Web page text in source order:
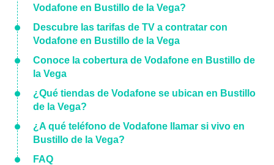
Vodafone en Bustillo de la Vega?
Descubre las tarifas de TV a contratar con
Vodafone en Bustillo de la Vega
Conoce la cobertura de Vodafone en Bustillo de
la Vega
¿Qué tiendas de Vodafone se ubican en Bustillo
de la Vega?
¿A qué teléfono de Vodafone llamar si vivo en
Bustillo de la Vega?
FAQ